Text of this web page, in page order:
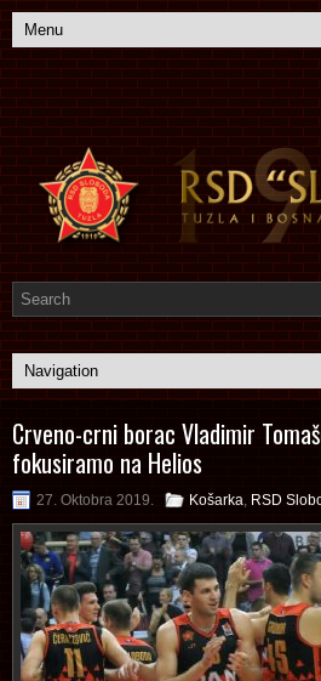
Crveno-crni borac Vladimir
fokusiramo na Helios
27. Oktobra 2019. Košarka RSD